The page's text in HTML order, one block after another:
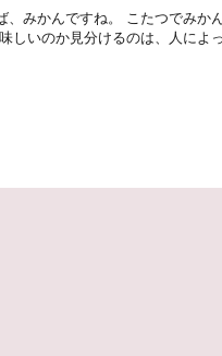
、みかんですね。 こたつでみか
しいのか見分けるのは、人によ